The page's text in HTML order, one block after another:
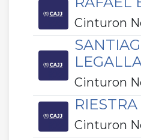
Cinturon
Cinturon
Cinturon